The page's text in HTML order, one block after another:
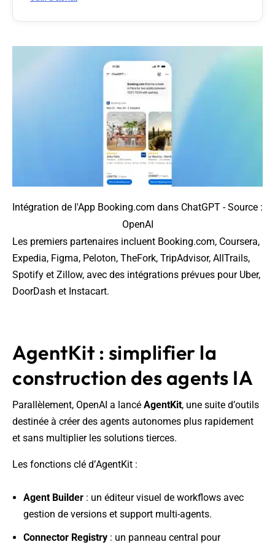
Intégration de l'App Booking.com dans ChatGPT - Source :
OpenAI
Les premiers partenaires incluent Booking.com, Coursera,
Expedia, Figma, Peloton, TheFork, TripAdvisor, AllTrails,
Spotify et Zillow, avec des intégrations prévues pour Uber,
DoorDash et Instacart.
AgentKit : simplifier la
construction des agents IA
Parallèlement, OpenAI a lancé AgentKit, une suite d’outils
destinée à créer des agents autonomes plus rapidement
et sans multiplier les solutions tierces.
Les fonctions clé d’AgentKit :
Agent Builder : un éditeur visuel de workflows avec
gestion de versions et support multi-agents.
Connector Registry : un panneau central pour